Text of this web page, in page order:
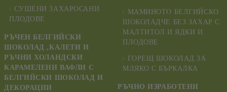
СУШЕНИ ЗАХАРОСАНИ
ПЛОДОВЕ
РЪЧЕН БЕЛГИЙСКИ
ШОКОЛАД ,КАЛЕТИ И
РЪЧНИ ХОЛАНДСКИ
КАРАМЕЛЕНИ ВАФЛИ С
БЕЛГИЙСКИ ШОКОЛАД И
ДЕКОРАЦИИ
МАМИНОТО БЕЛГИЙСКО
ШОКОЛАДЧЕ БЕЗ ЗАХАР С
МАЛТИТОЛ И ЯДКИ И
ПЛОДОВЕ
ГОРЕЩ ШОКОЛАД ЗА
МЛЯКО С БЪРКАЛКА
РЪЧНО ИЗРАБОТЕНИ